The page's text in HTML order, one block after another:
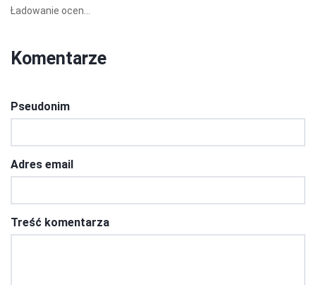
Ładowanie ocen...
Komentarze
Pseudonim
Adres email
Treść komentarza